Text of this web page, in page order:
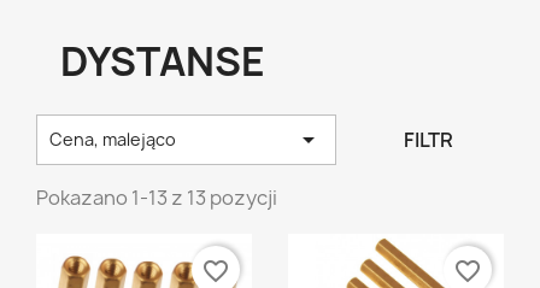
DYSTANSE
Cena, malejąco  FILTR
Pokazano 1-13 z 13 pozycji
favorite_border favorite_border